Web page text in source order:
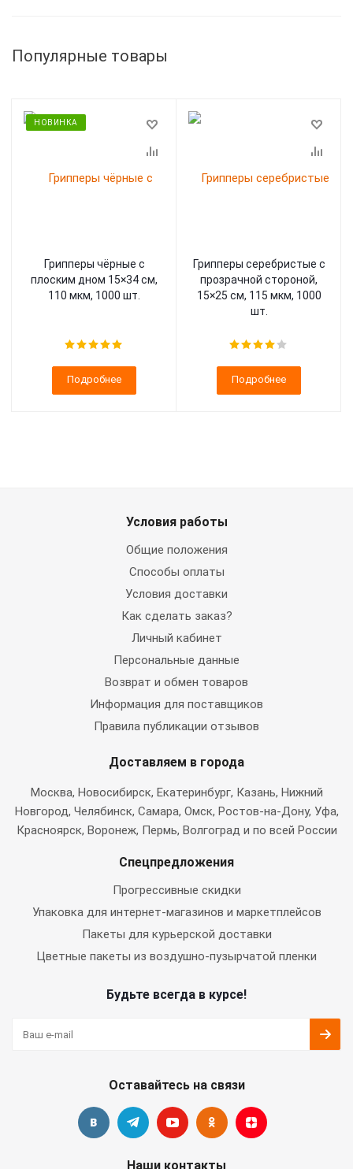
Популярные товары
НОВИНКА
Грипперы чёрные с
плоским дном 15×34 см,
110 мкм, 1000 шт.
Подробнее
Грипперы серебристые с
прозрачной стороной,
15×25 см, 115 мкм, 1000
шт.
Подробнее
Условия работы
Общие положения
Способы оплаты
Условия доставки
Как сделать заказ?
Личный кабинет
Персональные данные
Возврат и обмен товаров
Информация для поставщиков
Правила публикации отзывов
Доставляем в города
Москва, Новосибирск, Екатеринбург, Казань, Нижний
Новгород, Челябинск, Самара, Омск, Ростов-на-Дону, Уфа,
Красноярск, Воронеж, Пермь, Волгоград и по всей России
Спецпредложения
Прогрессивные скидки
Упаковка для интернет-магазинов и маркетплейсов
Пакеты для курьерской доставки
Цветные пакеты из воздушно-пузырчатой пленки
Будьте всегда в курсе!
Оставайтесь на связи
Наши контакты